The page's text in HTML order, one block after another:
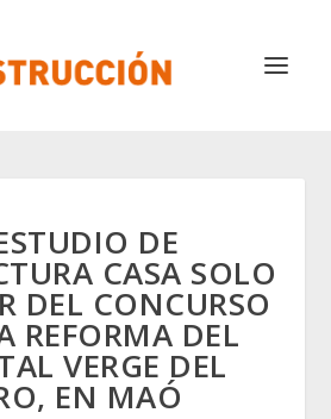
DE
CASA SOLO
DEL CONCURSO
REFORMA DEL
VERGE DEL
EN MAÓ